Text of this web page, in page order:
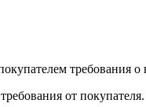
требования о
от покупателя.